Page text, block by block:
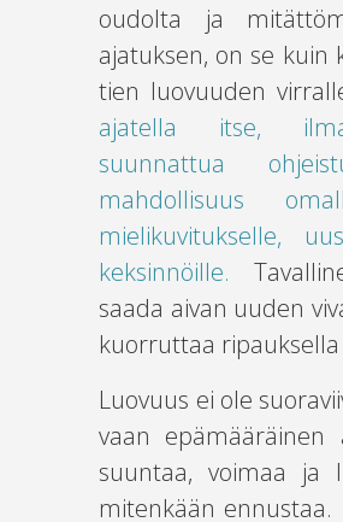
oudolta ja
ajatuksen, on se kuin
tien luovuuden
ajatella itse,
suunnattua
mahdollisuus
mielikuvitukselle,
keksinnöille.
saada aivan uuden
kuorruttaa
Luovuus ei ole
vaan epämääräinen
suuntaa, voimaa ja
mitenkään ennustaa.